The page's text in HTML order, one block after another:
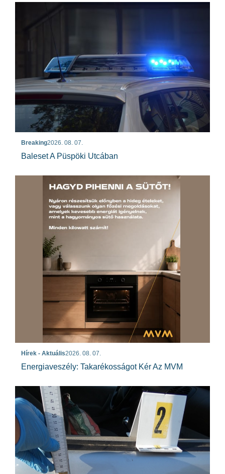
Breaking2026. 08. 07.
Baleset A Püspöki Utcában
Hírek - Aktuális2026. 08. 07.
Energiaveszély: Takarékosságot Kér Az MVM